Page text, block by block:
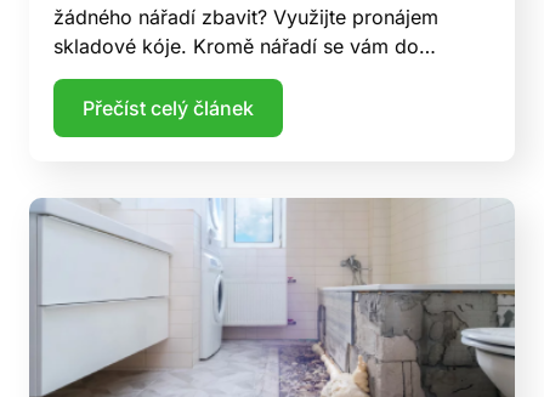
žádného nářadí zbavit? Využijte pronájem
skladové kóje. Kromě nářadí se vám do…
Přečíst celý článek